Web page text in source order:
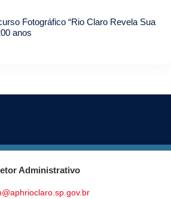
Fotográfico “Rio Claro Revela Sua
anos
Administrativo